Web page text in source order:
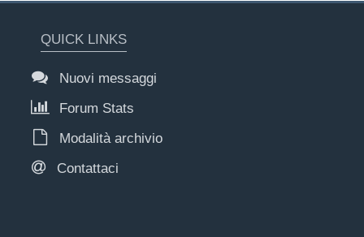
QUICK LINKS
Nuovi messaggi
Forum Stats
Modalità archivio
Contattaci